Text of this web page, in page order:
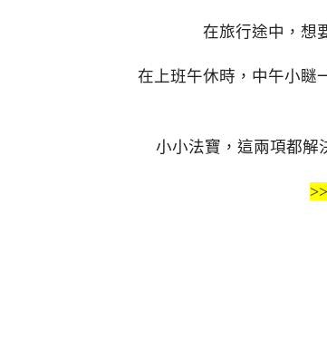
在旅行途中，想
在上班午休時，中午小瞇
小小法寶，這兩項都解